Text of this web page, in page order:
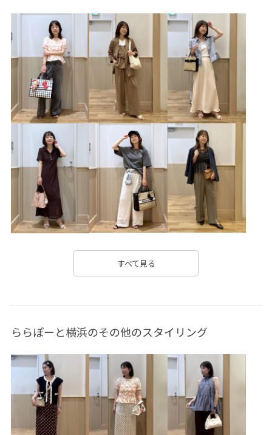
2BUY10%OFF対象商品 2WAYで使える Ssize_akisuda
Tシャツ VIS_2026SS_POLO2 vis_26ssbag
vis_26ss_summergoods vis_26ss_summertops
VIS_ceremony_2026 vis_okazakisae_may
vis_pickuppants vis_pickuptops Wbottoms_pickup
Wpickup_items Wshoes_pickup きちんと感
きれいめ さらっとした表面 さらりとした
とにかく軽い アメリカンスリーブ ウエストマーク
エレガント オフィス オフィスカジュアル
カップ付き キャラメル
コットン コーディネートしやすい
コーディネートのアクセント サイズ調整 シャツ
シャツ地 シンプル シンプルコーデ スエード
スカート スタイルアップ ストラップ
ストレスフリー ストレッチ性 ストレッチ素材
セットアップ チェーン チャンキーヒール
すべて見る
ららぽーと横浜のその他のスタイリング